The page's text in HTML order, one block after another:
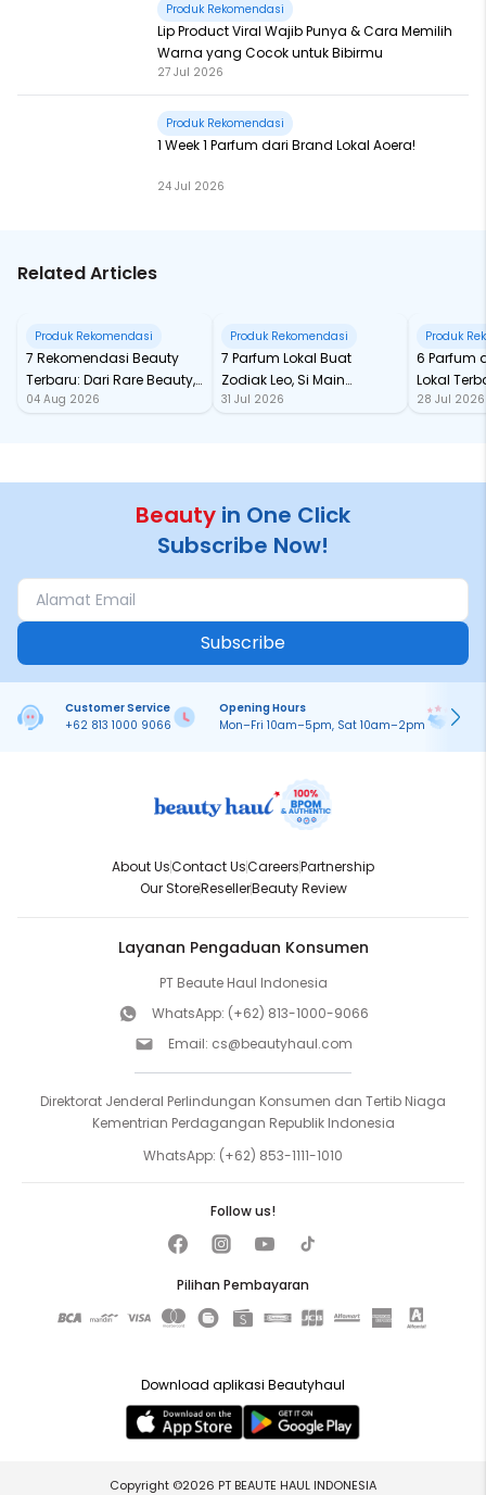
Produk Rekomendasi
Lip Product Viral Wajib Punya & Cara Memilih
Warna yang Cocok untuk Bibirmu
27 Jul 2026
Produk Rekomendasi
1 Week 1 Parfum dari Brand Lokal Aoera!
24 Jul 2026
Related Articles
Produk Rekomendasi
7 Rekomendasi Beauty
Terbaru: Dari Rare Beauty,
Sampai Rhode Skin, Super
04 Aug 2026
Produk Rekomendasi
7 Parfum Lokal Buat
Zodiak Leo, Si Main
Character yang Selalu
31 Jul 2026
Produk
6 Parfum
Lokal
dari
28 Jul 2026
Beauty in One Click
Subscribe Now!
Subscribe
Customer Service
+62 813 1000 9066
Opening Hours
Mon–Fri 10am–5pm, Sat 10am–2pm
About UsContact UsCareersPartnership
Our StoreResellerBeauty Review
Layanan Pengaduan Konsumen
PT Beaute Haul Indonesia
WhatsApp: (+62) 813-1000-9066
Email: cs@beautyhaul.com
Direktorat Jenderal Perlindungan Konsumen dan Tertib Niaga
Kementrian Perdagangan Republik Indonesia
WhatsApp: (+62) 853-1111-1010
Pilihan Pembayaran
Follow us!
Download aplikasi Beautyhaul
Copyright ©2026 PT BEAUTE HAUL INDONESIA